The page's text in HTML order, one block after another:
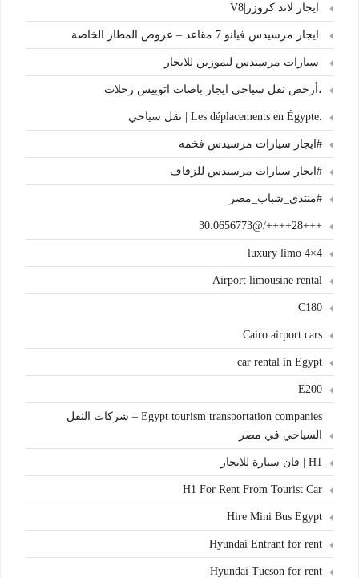
ايجار لاند كروزر|V8
ايجار مرسيدس فيانو 7 مقاعد – عروض المطار الخاصة
سيارات مرسيدس ليموزين للايجار
،أرخص نقل سياحي ايجار باصات اتوبيس رحلات
.Les déplacements en Égypte | نقل سياحي
#ايجار سيارات مرسيدس فخمه
#ايجار سيارات مرسيدس للزفاف
#منتدي_شباب_مصر
+++28++++/@30.0656773
4×4 luxury limo
Airport limousine rental
C180
Cairo airport cars
car rental in Egypt
E200
Egypt tourism transportation companies – شركات النقل
السياحي في مصر
H1 | فان سيارة للايجار
H1 For Rent From Tourist Car
Hire Mini Bus Egypt
Hyundai Entrant for rent
Hyundai Tucson for rent